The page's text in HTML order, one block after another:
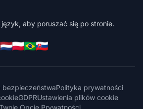
aby poruszać się po stronie.
bezpieczeństwaPolityka prywatności
GDPRUstawienia plików cookie
Opcje Prywatności